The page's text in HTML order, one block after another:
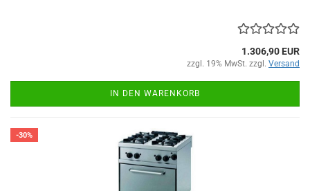
1.306,90 EUR
zzgl. 19% MwSt. zzgl. Versand
IN DEN WARENKORB
-30%